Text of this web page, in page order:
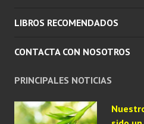
LIBROS RECOMENDADOS
CONTACTA CON NOSOTROS
PRINCIPALES NOTICIAS